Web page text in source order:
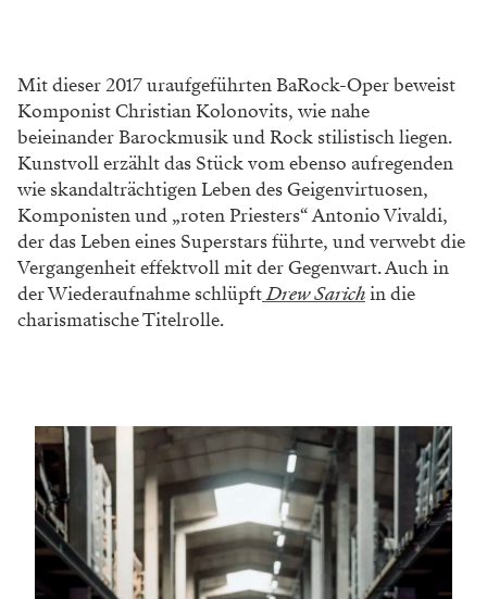
Mit dieser 2017 uraufgeführten BaRock-Oper beweist
Komponist Christian Kolonovits, wie nahe
beieinander Barockmusik und Rock stilistisch liegen.
Kunstvoll erzählt das Stück vom ebenso aufregenden
wie skandalträchtigen Leben des Geigenvirtuosen,
Komponisten und „roten Priesters“ Antonio Vivaldi,
der das Leben eines Superstars führte, und verwebt die
Vergangenheit effektvoll mit der Gegenwart. Auch in
der Wiederaufnahme schlüpftDrew Sarichin die
charismatische Titelrolle.